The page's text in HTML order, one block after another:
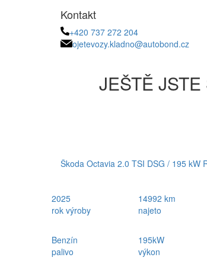
Kontakt
+420 737 272 204
ojetevozy.kladno@autobond.cz
JEŠTĚ
Škoda Octavia 2.0 TSI DSG / 195 kW
2025
rok výroby
Benzín
palivo
14992 km
najeto
195kW
výkon